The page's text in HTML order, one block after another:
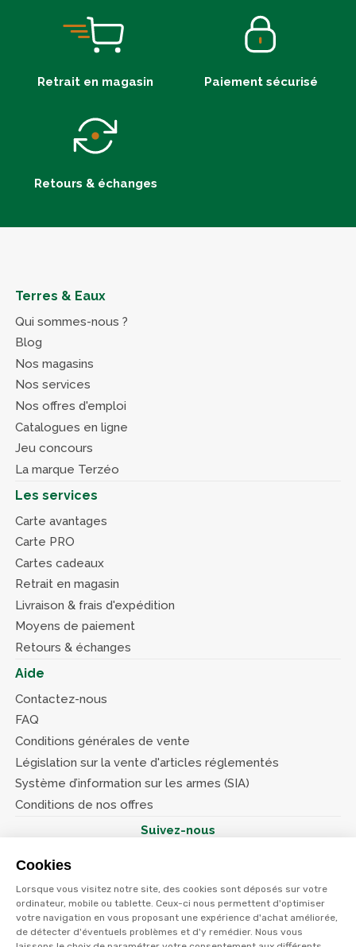
Cookies
Lorsque vous visitez notre site, des cookies sont déposés sur votre
ordinateur, mobile ou tablette. Ceux-ci nous permettent d'optimiser
votre navigation en vous proposant une expérience d'achat améliorée,
de détecter d'éventuels problèmes et d'y remédier. Nous vous
Retrait en magasin Paiement sécurisé
Retours & échanges
Terres & Eaux
Qui sommes-nous ?
Blog
Nos magasins
Nos services
Nos offres d'emploi
Catalogues en ligne
Jeu concours
La marque Terzéo
Les services
Carte avantages
Carte PRO
Cartes cadeaux
Retrait en magasin
Livraison & frais d'expédition
Moyens de paiement
Retours & échanges
Aide
Contactez-nous
FAQ
Conditions générales de vente
Législation sur la vente d'articles réglementés
Système d’information sur les armes (SIA)
Conditions de nos offres
Suivez-nous
© Terres et eaux 2026
Politique de confidentialité
Mentions légales